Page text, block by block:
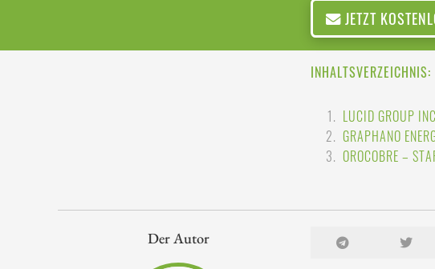
JETZT
INHALTSVERZEICHNIS:
LUCID GROUP
GRAPHANO
OROCOBRE –
Der Autor